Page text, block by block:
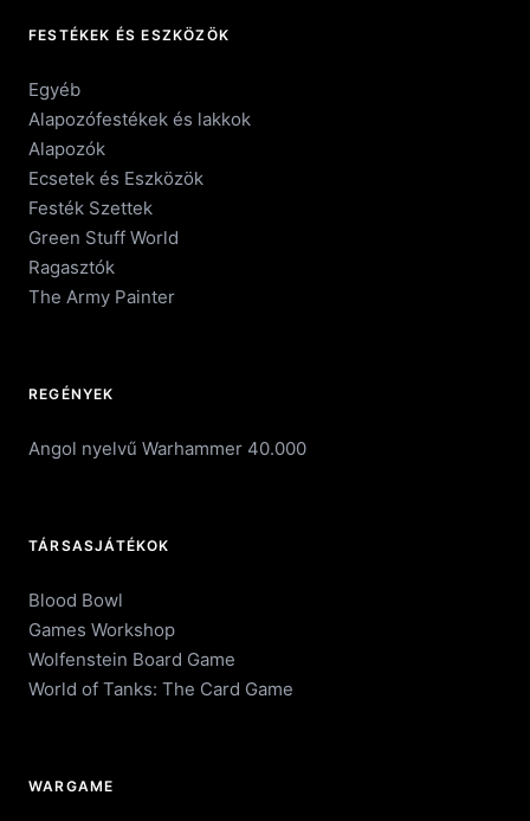
FESTÉKEK ÉS ESZKÖZÖK
Egyéb
Alapozófestékek és lakkok
Alapozók
Ecsetek és Eszközök
Festék Szettek
Green Stuff World
Ragasztók
The Army Painter
REGÉNYEK
Angol nyelvű Warhammer 40.000
TÁRSASJÁTÉKOK
Blood Bowl
Games Workshop
Wolfenstein Board Game
World of Tanks: The Card Game
WARGAME